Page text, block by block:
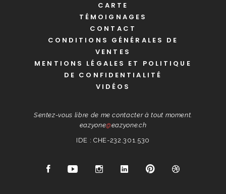
CARTE
TÉMOIGNAGES
CONTACT
CONDITIONS GÉNÉRALES DE
VENTES
MENTIONS LÉGALES ET POLITIQUE
DE CONFIDENTIALITÉ
VIDÉOS
Sentez-vous libre de me contacter à tout moment.
eazyone@eazyone.ch
IDE : CHE-232.301.530